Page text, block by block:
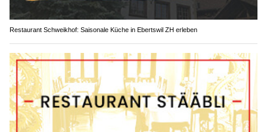
Restaurant Schweikhof: Saisonale Küche in Ebertswil ZH erleben